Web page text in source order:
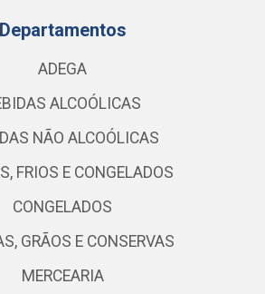
Departamentos
ADEGA
ALCOÓLICAS
NÃO ALCOÓLICAS
FRIOS E CONGELADOS
CONGELADOS
GRÃOS E CONSERVAS
MERCEARIA